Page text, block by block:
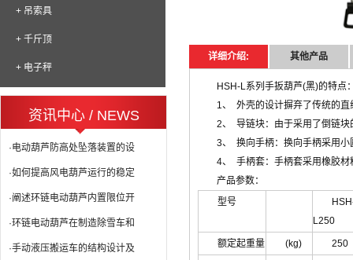
+ 吊索具
+ 千斤顶
+ 电子秤
资讯中心 / NEWS
·电动葫芦防高处坠落装置的设
·如何提高风电葫芦运行的稳定
·阐述环链电动葫芦内置限位开
·环链电动葫芦在制造除雪车和
·手动液压搬运车的结构设计及
详细介绍: 其他产品
HSH-L系列手扳葫芦(黑)的特点
1、 外壳的设计摒弃了传统的
2、 导链块：由于采用了倒链
3、 换向手柄：换向手柄采用
4、 手柄套：手柄套采用橡胶材
产品参数：
型号
L250
额定起重量 (kg) 250